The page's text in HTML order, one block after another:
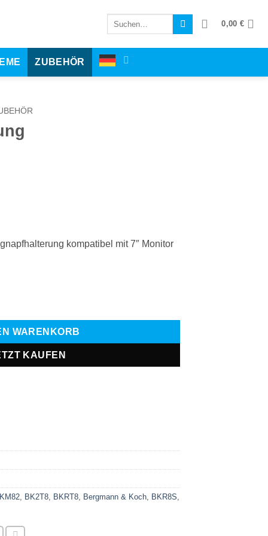
0,00 €
ZUBEHÖR
kompatibel mit 7″ Monitor
WARENKORB
KAUFEN
, BK2T8, BKRT8, Bergmann & Koch, BKR8S,